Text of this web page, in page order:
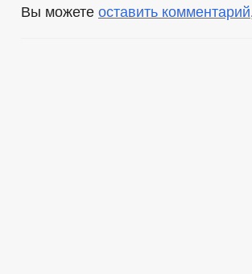
Вы можете оставить комментарий